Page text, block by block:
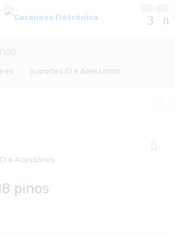
Suportes CI e Acessórios
e Acessórios
pinos